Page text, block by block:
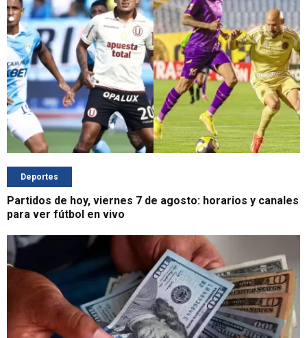
Deportes
Partidos de hoy, viernes 7 de agosto: horarios y canales
para ver fútbol en vivo